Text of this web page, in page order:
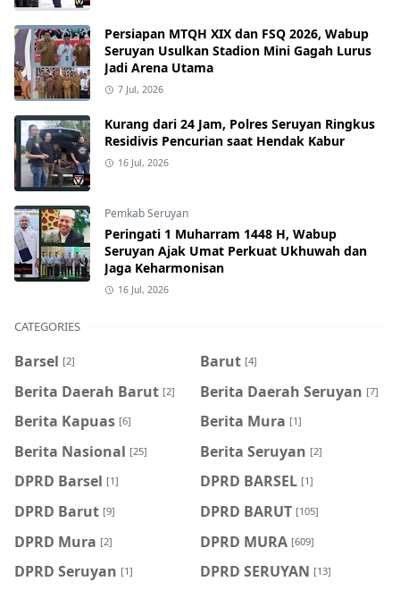
Persiapan MTQH XIX dan FSQ 2026, Wabup
Seruyan Usulkan Stadion Mini Gagah Lurus
Jadi Arena Utama
7 Jul, 2026
Kurang dari 24 Jam, Polres Seruyan Ringkus
Residivis Pencurian saat Hendak Kabur
16 Jul, 2026
Pemkab Seruyan
Peringati 1 Muharram 1448 H, Wabup
Seruyan Ajak Umat Perkuat Ukhuwah dan
Jaga Keharmonisan
16 Jul, 2026
CATEGORIES
Barsel [2] Barut [4]
Berita Daerah Barut [2] Berita Daerah Seruyan [7]
Berita Kapuas [6] Berita Mura [1]
Berita Nasional [25] Berita Seruyan [2]
DPRD Barsel [1] DPRD BARSEL [1]
DPRD Barut [9] DPRD BARUT [105]
DPRD Mura [2] DPRD MURA [609]
DPRD Seruyan [1] DPRD SERUYAN [13]